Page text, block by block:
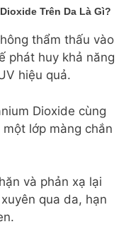
Trên Da Là Gì?
thẩm thấu vào
phát huy khả năng
hiệu quả.
Dioxide cùng
lớp màng chắn
và phản xạ lại
qua da, hạn